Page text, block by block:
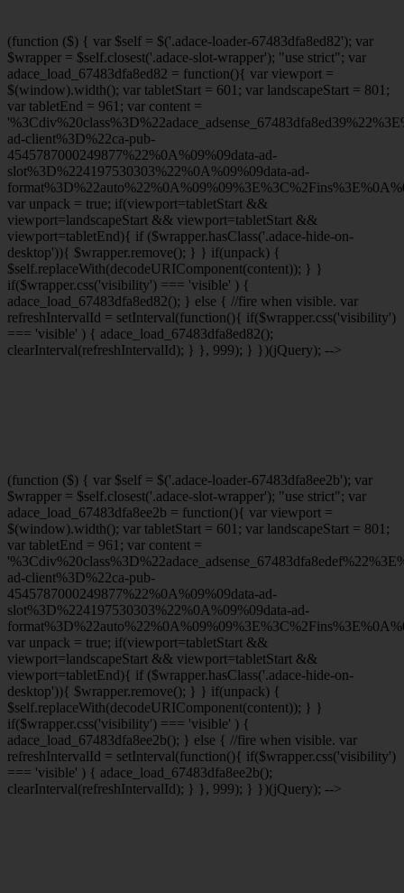
(function ($) { var $self = $('.adace-loader-67483dfa8ed82'); var
$wrapper = $self.closest('.adace-slot-wrapper'); "use strict"; var
adace_load_67483dfa8ed82 = function(){ var viewport =
$(window).width(); var tabletStart = 601; var landscapeStart = 801;
var tabletEnd = 961; var content =
ad-client%3D%22ca-pub-
4545787000249877%22%0A%09%09data-ad-
slot%3D%224197530303%22%0A%09%09data-ad-
var unpack = true; if(viewport=tabletStart &&
viewport=landscapeStart && viewport=tabletStart &&
viewport=tabletEnd){ if ($wrapper.hasClass('.adace-hide-on-
desktop')){ $wrapper.remove(); } } if(unpack) {
$self.replaceWith(decodeURIComponent(content)); } }
if($wrapper.css('visibility') === 'visible' ) {
adace_load_67483dfa8ed82(); } else { //fire when visible. var
refreshIntervalId = setInterval(function(){ if($wrapper.css('visibility')
=== 'visible' ) { adace_load_67483dfa8ed82();
clearInterval(refreshIntervalId); } }, 999); } })(jQuery); -->
(function ($) { var $self = $('.adace-loader-67483dfa8ee2b'); var
$wrapper = $self.closest('.adace-slot-wrapper'); "use strict"; var
adace_load_67483dfa8ee2b = function(){ var viewport =
$(window).width(); var tabletStart = 601; var landscapeStart = 801;
var tabletEnd = 961; var content =
ad-client%3D%22ca-pub-
4545787000249877%22%0A%09%09data-ad-
slot%3D%224197530303%22%0A%09%09data-ad-
var unpack = true; if(viewport=tabletStart &&
viewport=landscapeStart && viewport=tabletStart &&
viewport=tabletEnd){ if ($wrapper.hasClass('.adace-hide-on-
desktop')){ $wrapper.remove(); } } if(unpack) {
$self.replaceWith(decodeURIComponent(content)); } }
if($wrapper.css('visibility') === 'visible' ) {
adace_load_67483dfa8ee2b(); } else { //fire when visible. var
refreshIntervalId = setInterval(function(){ if($wrapper.css('visibility')
=== 'visible' ) { adace_load_67483dfa8ee2b();
clearInterval(refreshIntervalId); } }, 999); } })(jQuery); -->